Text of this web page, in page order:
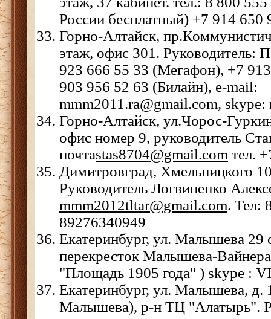
России бесплатный) +7 914 650
Горно-Алтайск,
этаж, офис 301. Руководитель:
923 666 55 33 (Мегафон), +7
903 956 52 63 (Билайн), e-mail:
mmm2011.ra@gmail.com, skype:
Горно-Алтайск, ул.Чорос-
офис номер 9, руководитель
почтаstas8704@gmail.com тел.
Димитровград, Хмельницкого
Руководитель Логвиненко
mmm2012tltar@gmail.com. Тел:
89276340949
Екатеринбург, ул. Малышева 29
перекресток Малышева-
"Площадь 1905 года" ) skype :
Екатеринбург, ул. Малышева,
Малышева), р-н ТЦ "Алатырь".